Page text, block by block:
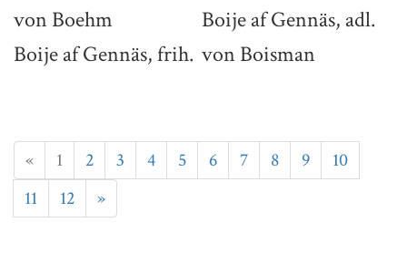
von Boehm
Boije af Gennäs, adl.
Boije af Gennäs, frih. von Boisman
« 1 2 3 4 5 6 7 8 9
10
11
12 »